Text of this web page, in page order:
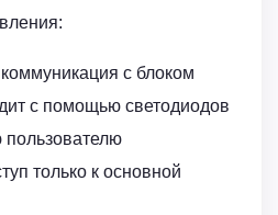
с блоком
с помощью светодиодов
только к основной